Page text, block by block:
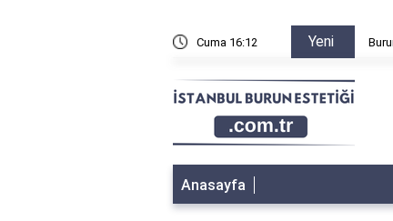
Cuma 16:12 Yeni
Anasayfa